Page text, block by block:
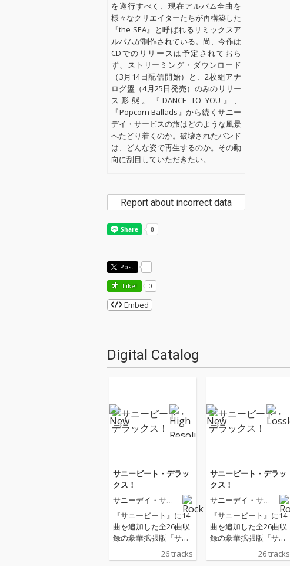
を遂行すべく、現在アルバム全曲を
様々なクリエイターたちが再構築した
『the SEA』と呼ばれるリミックスア
ルバムが制作されている。尚、今作は
CDでのリリースは予定されておら
ず、ストリーミング・ダウンロード
（3月14日配信開始）と、2枚組アナ
ログ盤（4月25日発売）のみのリリー
ス形態。『DANCE TO YOU』、
『Popcorn Ballads』から続くサニー
デイ・サービスの旅はどのような風景
へたどり着くのか。破壊されたバンド
は、どんな姿で再生するのか。その動
向に刮目していただきたい。
Report about incorrect data
Post -
Like! 0
Embed
Digital Catalog
サニービート・デラッ
クス！
サニーデイ・サー
『サニービート』に14
曲を追加した全26曲収
録の豪華拡張版『サニ
ス！』
26 tracks
サニービート・デラッ
クス！
サニーデイ・サー
『サニービート』に14
曲を追加した全26曲収
録の豪華拡張版『サニ
ス！』
26 tracks